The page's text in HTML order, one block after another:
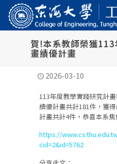
賀!本系教師榮獲
畫績優計畫
2026-03-10
113年度教學實踐研究計
績優計畫共計181件，獲
計畫共計4件，恭喜本系
https://
cid=2&id=5762